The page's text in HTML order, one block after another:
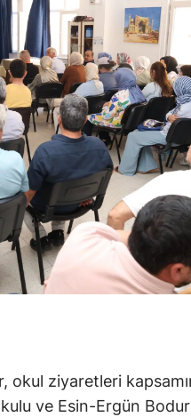
okul ziyaretleri
ve Esin-Ergün